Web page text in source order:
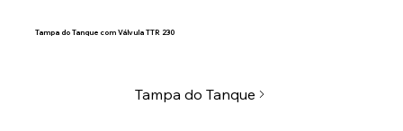
Tampa do Tanque com Válvula TTR 230
Tampa do Tanque